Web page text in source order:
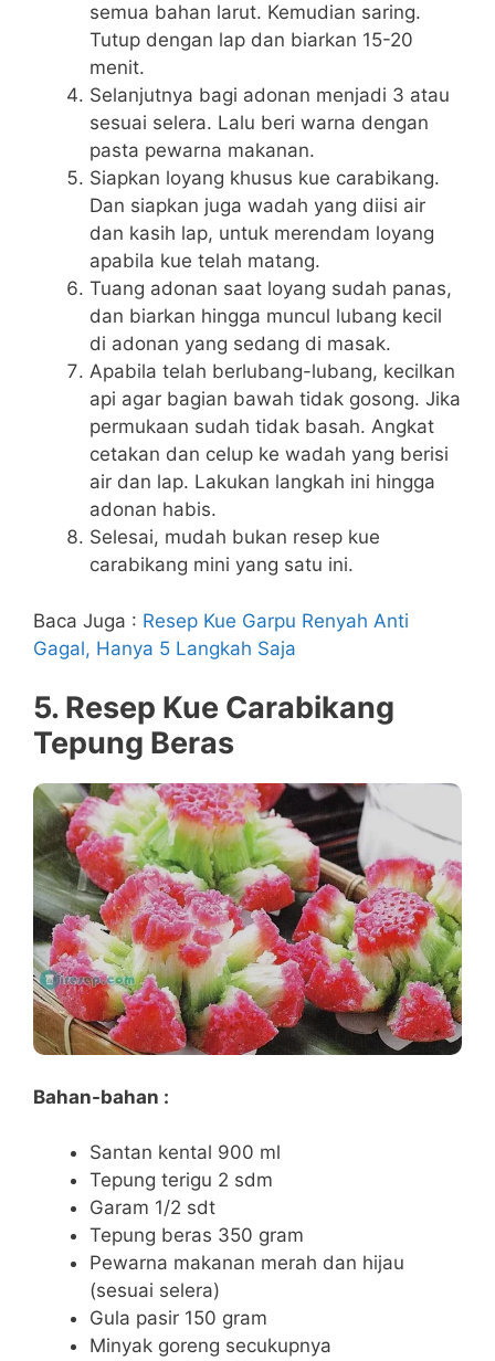
semua bahan larut. Kemudian saring.
Tutup dengan lap dan biarkan 15-20
menit.
Selanjutnya bagi adonan menjadi 3 atau
sesuai selera. Lalu beri warna dengan
pasta pewarna makanan.
Siapkan loyang khusus kue carabikang.
Dan siapkan juga wadah yang diisi air
dan kasih lap, untuk merendam loyang
apabila kue telah matang.
Tuang adonan saat loyang sudah panas,
dan biarkan hingga muncul lubang kecil
di adonan yang sedang di masak.
Apabila telah berlubang-lubang, kecilkan
api agar bagian bawah tidak gosong. Jika
permukaan sudah tidak basah. Angkat
cetakan dan celup ke wadah yang berisi
air dan lap. Lakukan langkah ini hingga
adonan habis.
Selesai, mudah bukan resep kue
carabikang mini yang satu ini.
Baca Juga : Resep Kue Garpu Renyah Anti
Gagal, Hanya 5 Langkah Saja
5. Resep Kue Carabikang
Tepung Beras
Bahan-bahan :
Santan kental 900 ml
Tepung terigu 2 sdm
Garam 1/2 sdt
Tepung beras 350 gram
Pewarna makanan merah dan hijau
(sesuai selera)
Gula pasir 150 gram
Minyak goreng secukupnya